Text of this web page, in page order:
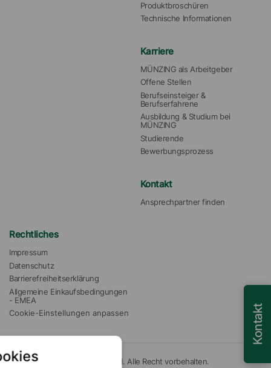
Produktbroschüren
Technische Informationen
Karriere
MÜNZING als Arbeitgeber
Offene Stellen
Berufseinsteiger &
Berufserfahrene
Ausbildung & Studium bei
MÜNZING
Studierende
Bewerbungsprozess
Kontakt
Ansprechpartner finden
Rechtliches
Impressum
Datenschutz
Barrierefreiheitserklärung
Allgemeine Einkaufsbedingungen
- EMEA
Cookie-Einstellungen anpassen
© 2026 Münzing Chemie GmbH. Alle Recht vorbehalten.
Kontakt